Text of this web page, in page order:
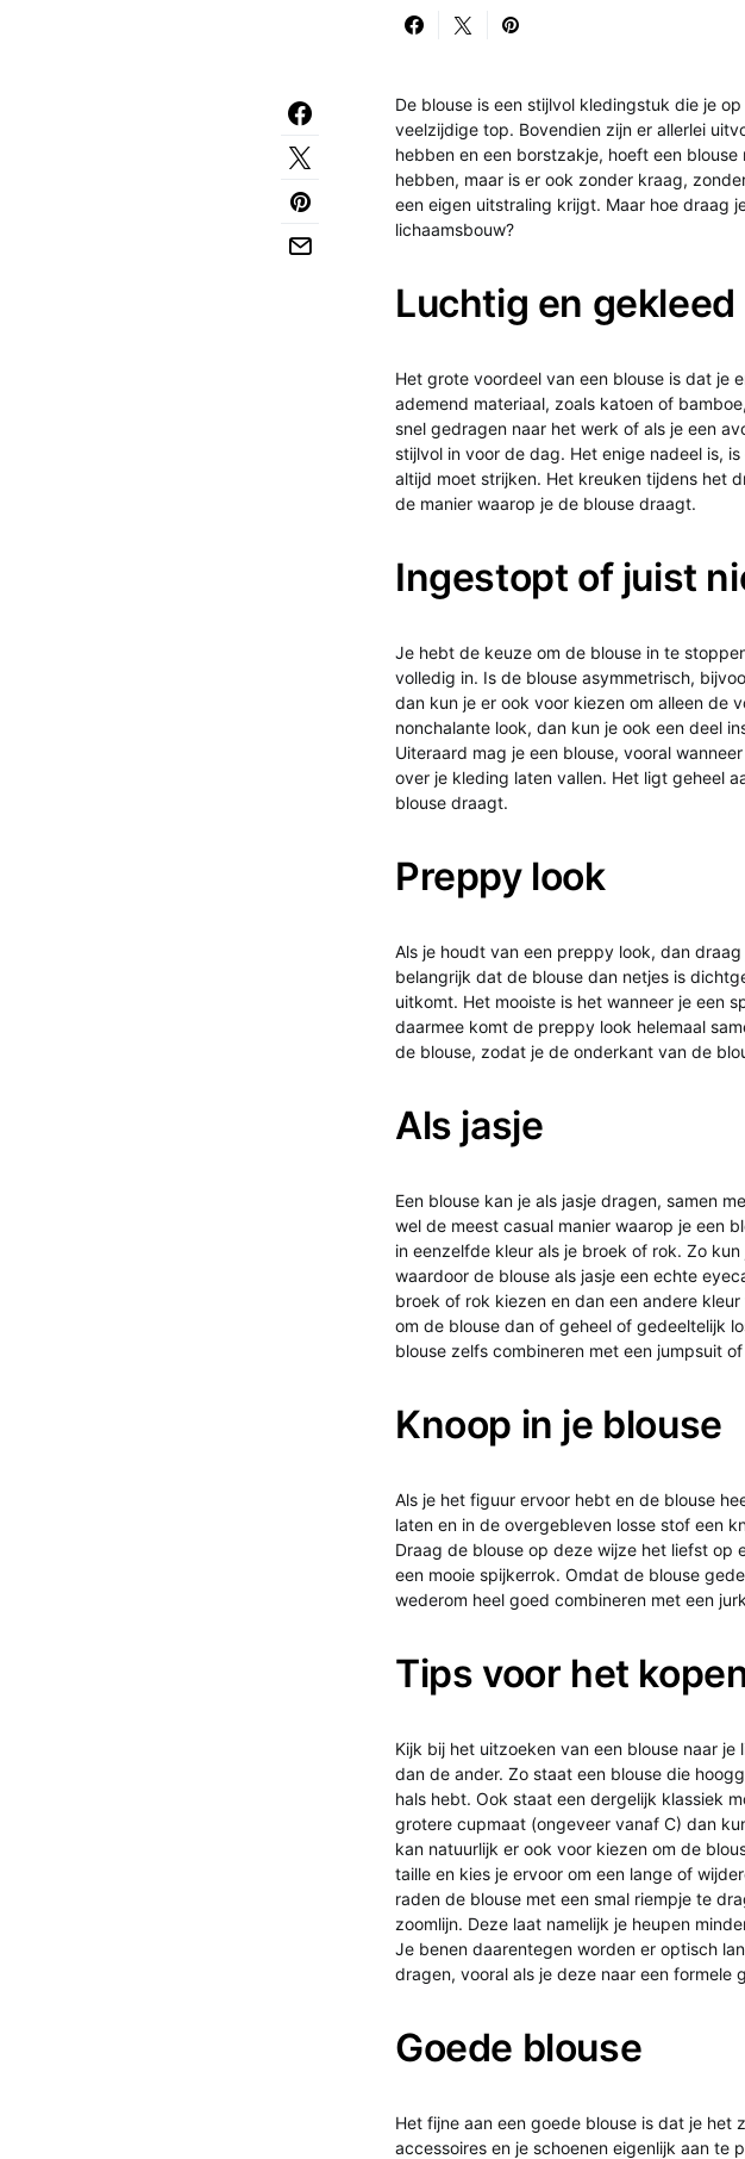
De blouse is een stijlvol kledingstuk die je
veelzijdige top. Bovendien zijn er allerlei
hebben en een borstzakje, hoeft een
hebben, maar is er ook zonder kraag,
een eigen uitstraling krijgt. Maar hoe draag
lichaamsbouw?
Luchtig en gekleed
Het grote voordeel van een blouse is dat je
ademend materiaal, zoals katoen of
snel gedragen naar het werk of als je een
stijlvol in voor de dag. Het enige nadeel is,
altijd moet strijken. Het kreuken tijdens het
de manier waarop je de blouse draagt.
Ingestopt of juist
Je hebt de keuze om de blouse in te
volledig in. Is de blouse asymmetrisch,
dan kun je er ook voor kiezen om alleen de
nonchalante look, dan kun je ook een deel
Uiteraard mag je een blouse, vooral
over je kleding laten vallen. Het ligt geheel
blouse draagt.
Preppy look
Als je houdt van een preppy look, dan
belangrijk dat de blouse dan netjes is
uitkomt. Het mooiste is het wanneer je een
daarmee komt de preppy look helemaal
de blouse, zodat je de onderkant van de
Als jasje
Een blouse kan je als jasje dragen, samen
wel de meest casual manier waarop je een
in eenzelfde kleur als je broek of rok. Zo
waardoor de blouse als jasje een echte
broek of rok kiezen en dan een andere
om de blouse dan of geheel of gedeeltelijk
blouse zelfs combineren met een jumpsuit
Knoop in je blouse
Als je het figuur ervoor hebt en de blouse
laten en in de overgebleven losse stof een
Draag de blouse op deze wijze het liefst
een mooie spijkerrok. Omdat de blouse
wederom heel goed combineren met een
Tips voor het
Kijk bij het uitzoeken van een blouse naar
dan de ander. Zo staat een blouse die
hals hebt. Ook staat een dergelijk klassiek
grotere cupmaat (ongeveer vanaf C) dan
kan natuurlijk er ook voor kiezen om de
taille en kies je ervoor om een lange of
raden de blouse met een smal riempje te
zoomlijn. Deze laat namelijk je heupen
Je benen daarentegen worden er optisch
dragen, vooral als je deze naar een
Goede blouse
Het fijne aan een goede blouse is dat je het
accessoires en je schoenen eigenlijk aan te